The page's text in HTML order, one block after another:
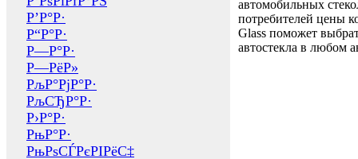
Р’Р°Р·
Р“Р°Р·
Р—Р°Р·
Р—РёР»
РљР°РјР°Р·
РљСЂР°Р·
Р›Р°Р·
РњР°Р·
РњРѕСЃРєРІРёС‡
автомобильных
потребителей цены
Glass поможет
автостекла в любом